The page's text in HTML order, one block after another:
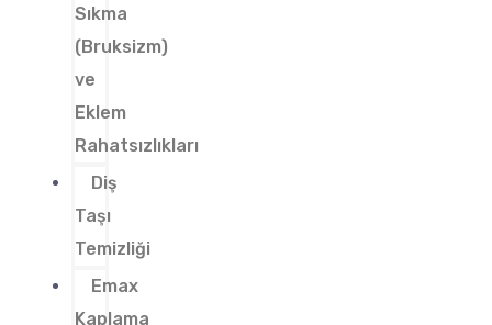
Sıkma
(Bruksizm)
ve
Eklem
Rahatsızlıkları
Diş
Taşı
Temizliği
Emax
Kaplama